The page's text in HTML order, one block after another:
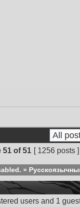
51 of51 [ 1256 posts
»
users and 1